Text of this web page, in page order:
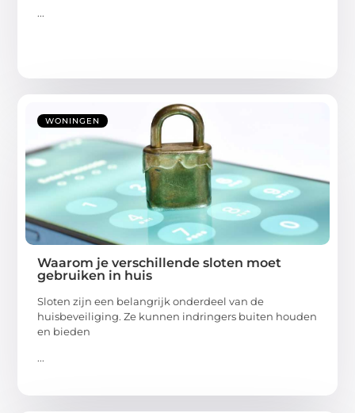
...
WONINGEN
Waarom je verschillende sloten moet
gebruiken in huis
Sloten zijn een belangrijk onderdeel van de
huisbeveiliging. Ze kunnen indringers buiten houden
en bieden
...